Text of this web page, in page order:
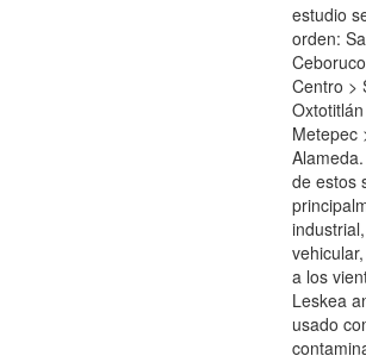
estudio
orden:
Centro >
Metepec
de estos
a los
Leskea
usado